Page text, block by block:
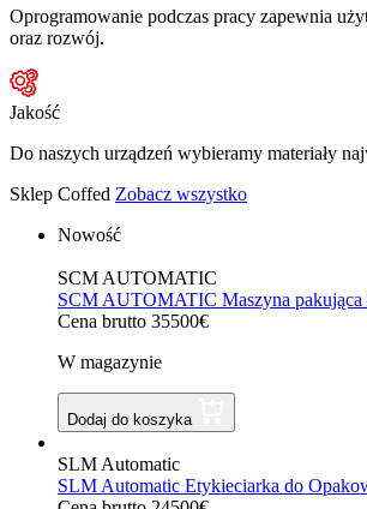
Oprogramowanie podczas pracy zapewnia
oraz rozwój.
Jakość
Do naszych urządzeń wybieramy materiały
Sklep Coffed Zobacz wszystko
Nowość
SCM AUTOMATIC
SCM AUTOMATIC Maszyna pakująca
Cena brutto 35500€
W magazynie
Dodaj do koszyka
SLM Automatic
SLM Automatic Etykieciarka do